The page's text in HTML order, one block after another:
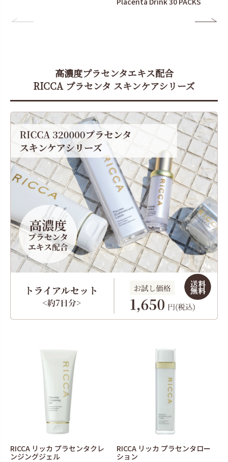
高濃度プラセンタエキス配合
RICCA プラセンタ スキンケアシリーズ
RICCA リッカ プラセンタクレ
ンジングジェル
RICCA リッカ プラセンタロー
ション